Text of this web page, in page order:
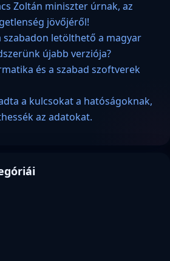
Zoltán miniszter úrnak, az
jövőjéről!
szabadon letölthető a magyar
újabb verziója?
és a szabad szoftverek
a kulcsokat a hatóságoknak,
az adatokat.